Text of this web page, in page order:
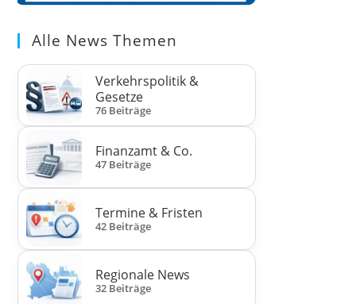
Alle News Themen
Verkehrspolitik &
Gesetze
76 Beiträge
Finanzamt & Co.
47 Beiträge
Termine & Fristen
42 Beiträge
Regionale News
32 Beiträge